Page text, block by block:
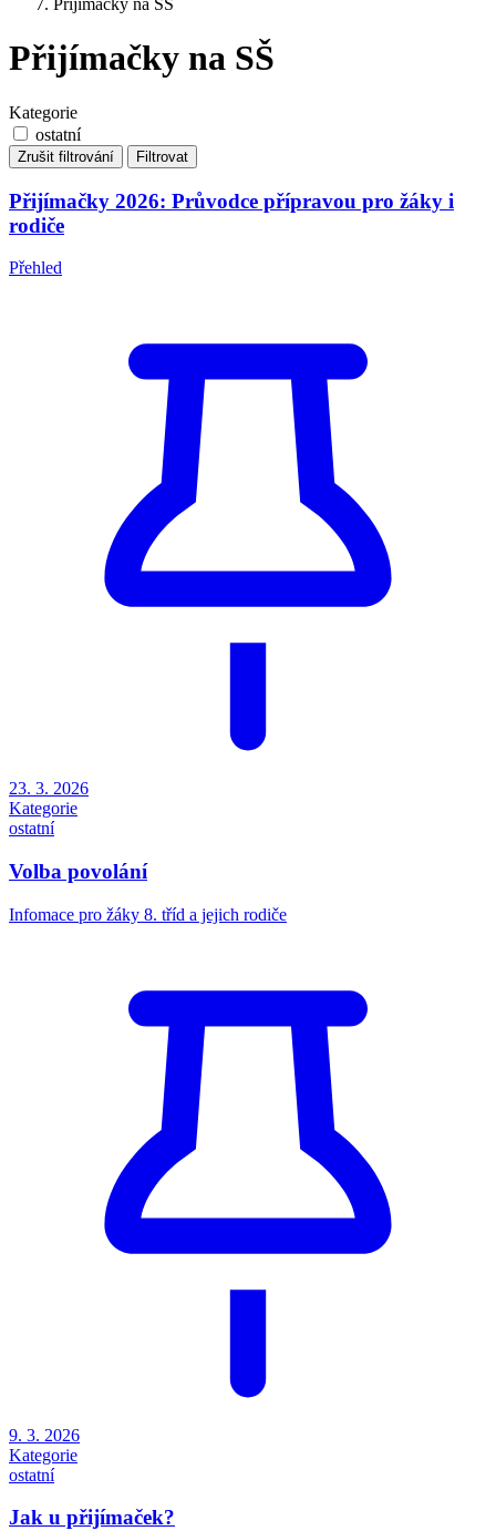
Přijímačky na SŠ
Přijímačky na SŠ
Kategorie
ostatní
Zrušit filtrování Filtrovat
Přijímačky 2026: Průvodce přípravou pro žáky i
rodiče
Přehled
23. 3. 2026
Kategorie
ostatní
Volba povolání
Infomace pro žáky 8. tříd a jejich rodiče
9. 3. 2026
Kategorie
ostatní
Jak u přijímaček?